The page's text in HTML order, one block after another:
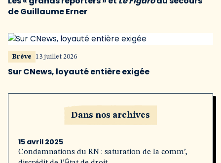
de Guillaume Erner
Brève 13 juillet 2026
Sur CNews, loyauté entière exigée
Dans nos archives
15 avril 2025
Condamnations du RN : saturation de la comm’,